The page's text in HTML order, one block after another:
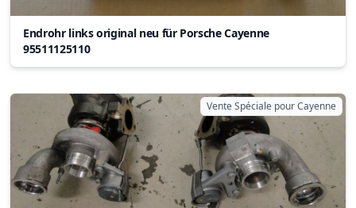
Endrohr links original neu für Porsche Cayenne
95511125110
Vente Spéciale pour Cayenne